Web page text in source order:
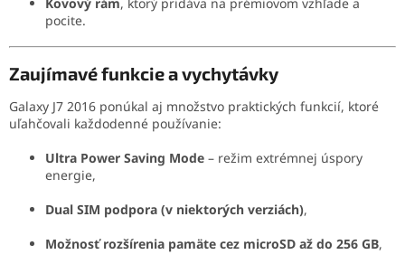
pocite.
Zaujímavé funkcie a vychytávky
Galaxy J7 2016 ponúkal aj množstvo praktických funkcií, ktoré
uľahčovali každodenné používanie:
Ultra Power Saving Mode – režim extrémnej úspory
energie,
Dual SIM podpora (v niektorých verziách),
Možnosť rozšírenia pamäte cez microSD až do 256 GB,